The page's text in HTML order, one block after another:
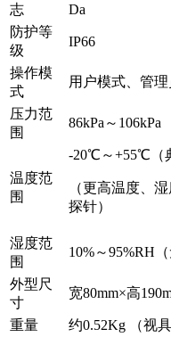
志
Da
防护等
级
IP66
操作模
式
用户模式、管
压力范
围
86kPa～106kPa
温度范
围
-20℃～+55℃（
（更高温度、
探针）
湿度范
围
10%～95%RH（
外型尺
寸
宽80mm×高
重量 约0.52Kg （视